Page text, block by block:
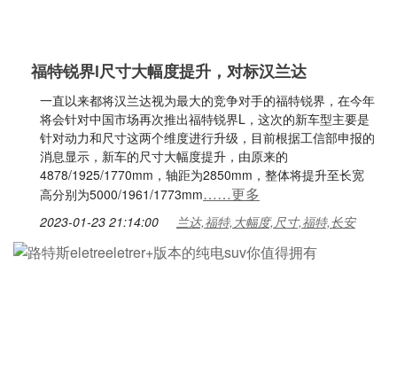
福特锐界l尺寸大幅度提升，对标汉兰达
一直以来都将汉兰达视为最大的竞争对手的福特锐界，在今年
将会针对中国市场再次推出福特锐界L，这次的新车型主要是
针对动力和尺寸这两个维度进行升级，目前根据工信部申报的
消息显示，新车的尺寸大幅度提升，由原来的
4878/1925/1770mm，轴距为2850mm，整体将提升至长宽
高分别为5000/1961/1773mm……更多
2023-01-23 21:14:00 兰达,福特,大幅度,尺寸,福特,长安